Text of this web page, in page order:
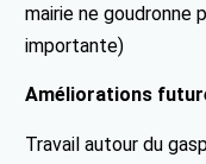
mairie ne goudronne
importante)
Améliorations
Travail autour du